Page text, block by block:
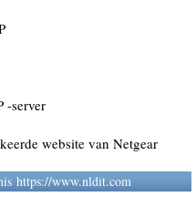
-server
website van Netgear
https://www.nldit.com